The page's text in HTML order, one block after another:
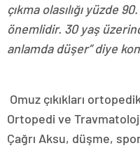
çıkma olasılığı yüzde
önemlidir. 30 yaş
anlamda düşer” diye
Omuz çıkıkları
Ortopedi ve
Çağrı Aksu, düşme,